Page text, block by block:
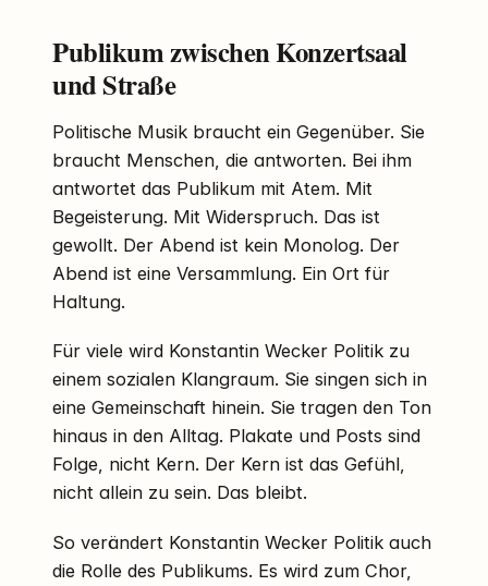
Publikum zwischen Konzertsaal
und Straße
Politische Musik braucht ein Gegenüber. Sie
braucht Menschen, die antworten. Bei ihm
antwortet das Publikum mit Atem. Mit
Begeisterung. Mit Widerspruch. Das ist
gewollt. Der Abend ist kein Monolog. Der
Abend ist eine Versammlung. Ein Ort für
Haltung.
Für viele wird Konstantin Wecker Politik zu
einem sozialen Klangraum. Sie singen sich in
eine Gemeinschaft hinein. Sie tragen den Ton
hinaus in den Alltag. Plakate und Posts sind
Folge, nicht Kern. Der Kern ist das Gefühl,
nicht allein zu sein. Das bleibt.
So verändert Konstantin Wecker Politik auch
die Rolle des Publikums. Es wird zum Chor,